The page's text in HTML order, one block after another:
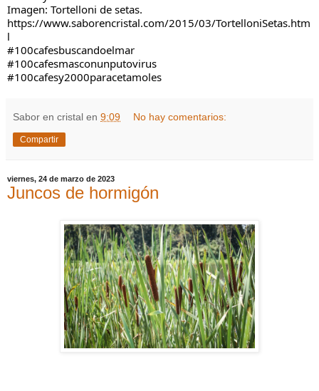
Imagen: Tortelloni de setas.
https://www.saborencristal.com/2015/03/TortelloniSetas.htm
l
#100cafesbuscandoelmar
#100cafesmasconunputovirus
#100cafesy2000paracetamoles
Sabor en cristal en 9:09 No hay comentarios:
Compartir
viernes, 24 de marzo de 2023
Juncos de hormigón